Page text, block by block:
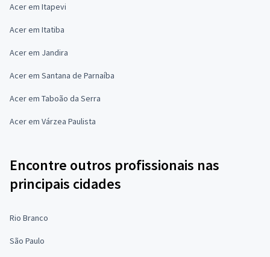
Acer em Itapevi
Acer em Itatiba
Acer em Jandira
Acer em Santana de Parnaíba
Acer em Taboão da Serra
Acer em Várzea Paulista
Encontre outros profissionais nas
principais cidades
Rio Branco
São Paulo